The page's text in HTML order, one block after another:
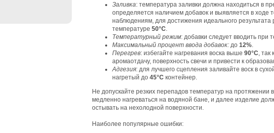
Заливка: температура заливки должна находиться в
определяется наличием добавок и выявляется в ходе
наблюдениям, для достижения идеального результата
температуре 50°C.
Температурный режим: добавки следует вводить при
Максимальный процент ввода добавок: до 12%.
Перегрев: избегайте нагревания воска выше 90°C, так
аромаотдачу, поверхность свечи и привести к
Адгезия: для лучшего сцепления заливайте воск в
нагретый до 45°C контейнер.
Не допускайте резких перепадов температур на протяжении
медленно нагреваться на водяной бане, и далее изделие
остывать на нехолодной поверхности.
Наиболее популярные ошибки: